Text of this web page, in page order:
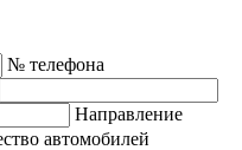
№ телефона
Направление
автомобилей